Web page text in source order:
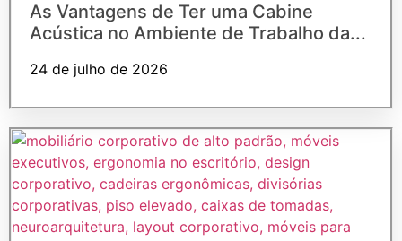
As Vantagens de Ter uma Cabine
Acústica no Ambiente de Trabalho da...
24 de julho de 2026